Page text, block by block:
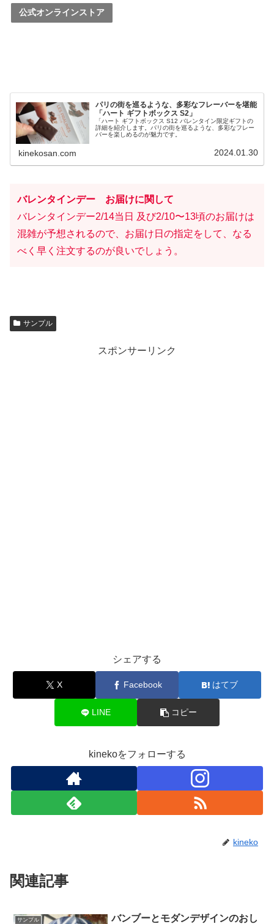
公式オンラインストア
パリの街を巡るような、多彩なフレーバーを堪能
「ハート ギフトボックス S2」
「ハート ギフトボックス S12 バレンタイン限定ギフトの
詳細を紹介します。パリの街を巡るような、多彩なフレー
バーを楽しめるのが魅力です。
kinekosan.com 2024.01.30
バレンタインデー お届けに関して
バレンタインデー2/14当日 及び2/10〜13頃のお届けは
混雑が予想されるので、お届け日の指定をして、なる
べく早く注文するのが良いでしょう。
サンプル
スポンサーリンク
シェアする
X Facebook はてブ
LINE コピー
kinekoをフォローする
kineko
関連記事
サンプル
バンブーとモダンデザインのおし